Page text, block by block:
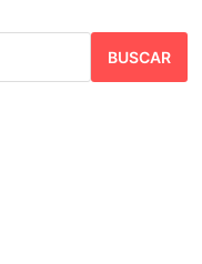
BUSCAR